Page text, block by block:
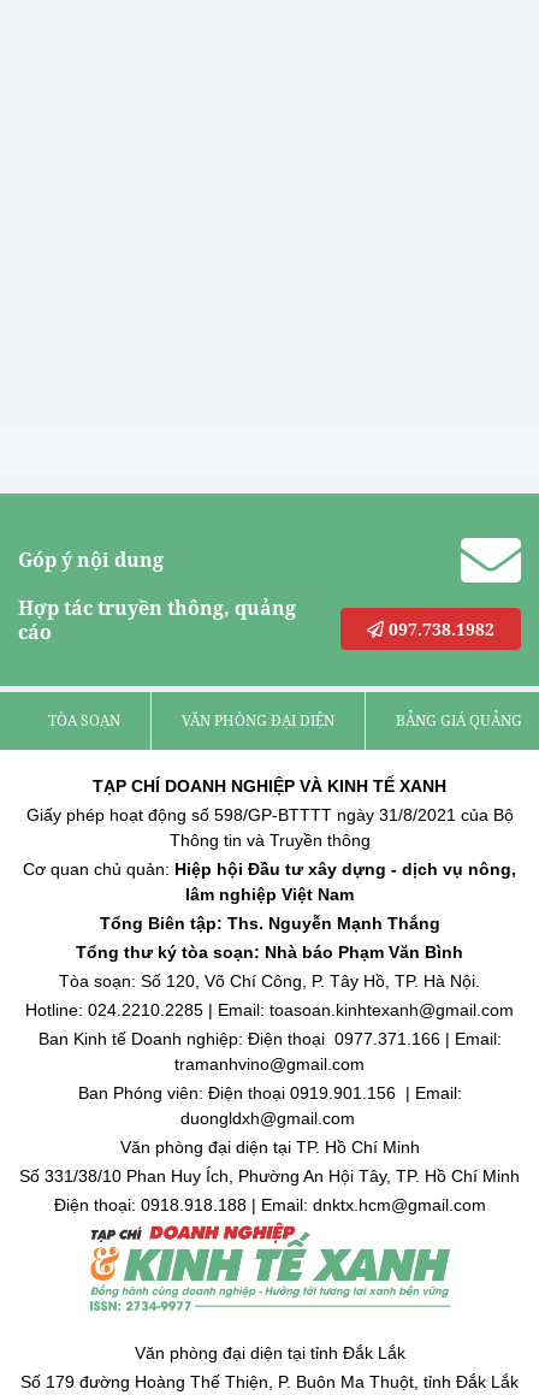
Góp ý nội dung
Hợp tác truyền thông, quảng
cáo
097.738.1982
TÒA SOẠN VĂN PHÒNG ĐẠI DIỆN BẢNG GIÁ QUẢNG
TẠP CHÍ DOANH NGHIỆP VÀ KINH TẾ XANH
Giấy phép hoạt động số 598/GP-BTTTT ngày 31/8/2021 của Bộ
Thông tin và Truyền thông
Cơ quan chủ quản: Hiệp hội Đầu tư xây dựng - dịch vụ nông,
lâm nghiệp Việt Nam
Tổng Biên tập: Ths. Nguyễn Mạnh Thắng
Tổng thư ký tòa soạn: Nhà báo Phạm Văn Bình
Tòa soạn: Số 120, Võ Chí Công, P. Tây Hồ, TP. Hà Nội.
Hotline: 024.2210.2285 | Email: toasoan.kinhtexanh@gmail.com
Ban Kinh tế Doanh nghiệp: Điện thoại 0977.371.166 | Email:
tramanhvino@gmail.com
Ban Phóng viên: Điện thoại 0919.901.156 | Email:
duongldxh@gmail.com
Văn phòng đại diện tại TP. Hồ Chí Minh
Số 331/38/10 Phan Huy Ích, Phường An Hội Tây, TP. Hồ Chí Minh
Điện thoại: 0918.918.188 | Email: dnktx.hcm@gmail.com
Văn phòng đại diện tại tỉnh Đắk Lắk
Số 179 đường Hoàng Thế Thiện, P. Buôn Ma Thuột, tỉnh Đắk Lắk